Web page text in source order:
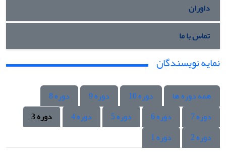
داوران
تماس با ما
نمایه نویسندگان
همه دوره ها دوره 10 دوره 9
دوره 8
دوره 7
دوره 6 دوره 5 دوره 4
دوره 3
دوره 2
دوره 1